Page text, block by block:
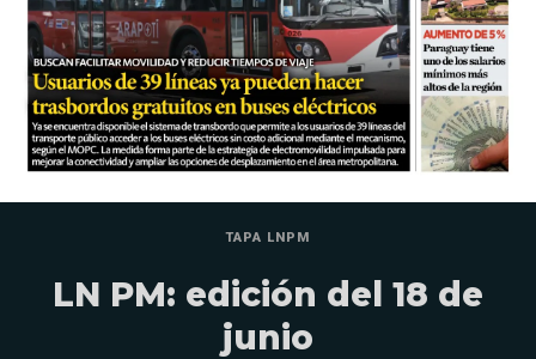
TAPA LNPM
LN PM: edición del 18 de
junio